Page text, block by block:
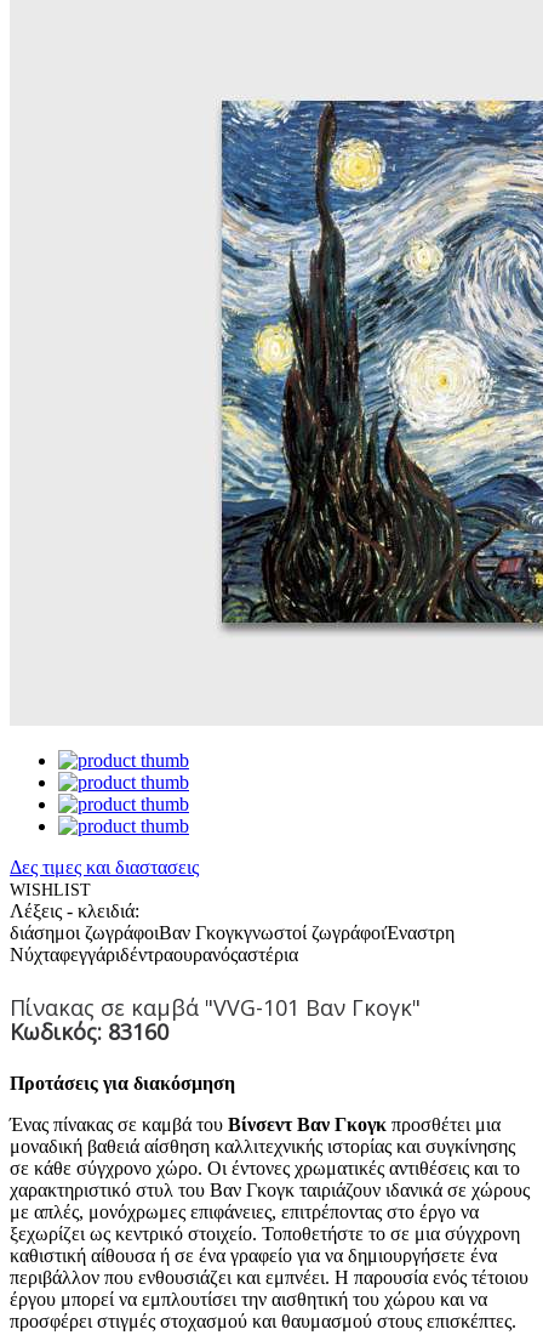
Δες τιμες και διαστασεις
WISHLIST
Λέξεις - κλειδιά:
διάσημοι ζωγράφοιΒαν Γκογκγνωστοί ζωγράφοιΈναστρη
Νύχταφεγγάριδέντραουρανόςαστέρια
Πίνακας σε καμβά "VVG-101 Βαν Γκογκ"
Κωδικός: 83160
Προτάσεις για διακόσμηση
Ένας πίνακας σε καμβά του Βίνσεντ Βαν Γκογκ προσθέτει μια
μοναδική βαθειά αίσθηση καλλιτεχνικής ιστορίας και συγκίνησης
σε κάθε σύγχρονο χώρο. Οι έντονες χρωματικές αντιθέσεις και το
χαρακτηριστικό στυλ του Βαν Γκογκ ταιριάζουν ιδανικά σε χώρους
με απλές, μονόχρωμες επιφάνειες, επιτρέποντας στο έργο να
ξεχωρίζει ως κεντρικό στοιχείο. Τοποθετήστε το σε μια σύγχρονη
καθιστική αίθουσα ή σε ένα γραφείο για να δημιουργήσετε ένα
περιβάλλον που ενθουσιάζει και εμπνέει. Η παρουσία ενός τέτοιου
έργου μπορεί να εμπλουτίσει την αισθητική του χώρου και να
προσφέρει στιγμές στοχασμού και θαυμασμού στους επισκέπτες.